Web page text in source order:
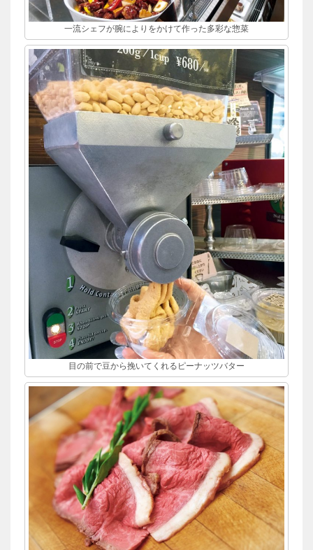
一流シェフが腕によりをかけて作った多彩な惣菜
目の前で豆から挽いてくれるピーナッツバター